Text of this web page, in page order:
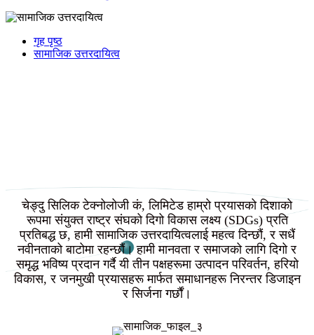
गृह पृष्ठ
सामाजिक उत्तरदायित्व
चेङ्दु सिलिक टेक्नोलोजी कं, लिमिटेड हाम्रो प्रयासको दिशाको
रूपमा संयुक्त राष्ट्र संघको दिगो विकास लक्ष्य (SDGs) प्रति
प्रतिबद्ध छ, हामी सामाजिक उत्तरदायित्वलाई महत्व दिन्छौं, र सधैं
नवीनताको बाटोमा रहन्छौं। हामी मानवता र समाजको लागि दिगो र
समृद्ध भविष्य प्रदान गर्दै यी तीन पक्षहरूमा उत्पादन परिवर्तन, हरियो
विकास, र जनमुखी प्रयासहरू मार्फत समाधानहरू निरन्तर डिजाइन
र सिर्जना गर्छौं।